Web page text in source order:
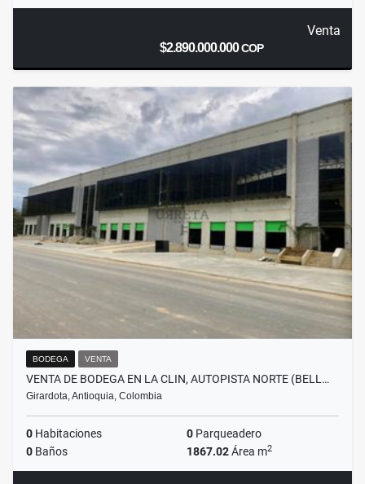
Venta
$2.890.000.000COP
BODEGA VENTA
VENTA DE BODEGA EN LA CLIN, AUTOPISTA NORTE (BELL…
Girardota, Antioquia, Colombia
0 Habitaciones 0 Parqueadero
0 Baños 1867.02Área m2